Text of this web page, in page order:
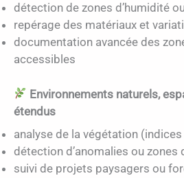
détection de zones d’humidité
repérage des matériaux et
documentation avancée des
accessibles
Environnements naturels,
étendus
analyse de la végétation (indices
détection d’anomalies ou zones
suivi de projets paysagers ou